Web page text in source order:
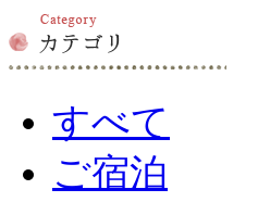
すべて
ご宿泊